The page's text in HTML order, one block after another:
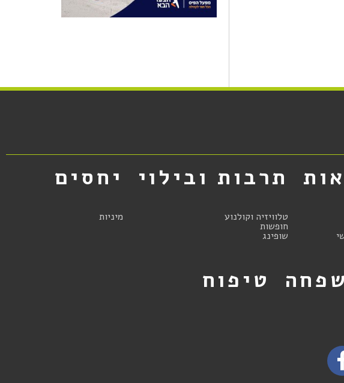
תרבות ובילוי
טלוויזיה וקולנוע
חופשות
שופינג
יחסים
מיניות
טיפוח